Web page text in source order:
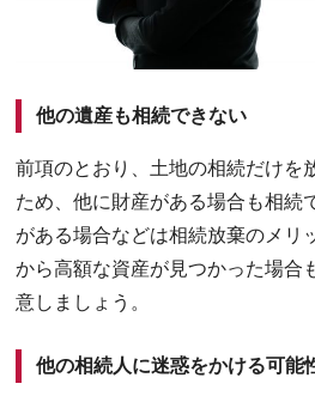
他の遺産も相続できない
前項のとおり、土地の相続だけを
ため、他に財産がある場合も相続
がある場合などは相続放棄のメリ
から高額な資産が見つかった場合
意しましょう。
他の相続人に迷惑をかける可能